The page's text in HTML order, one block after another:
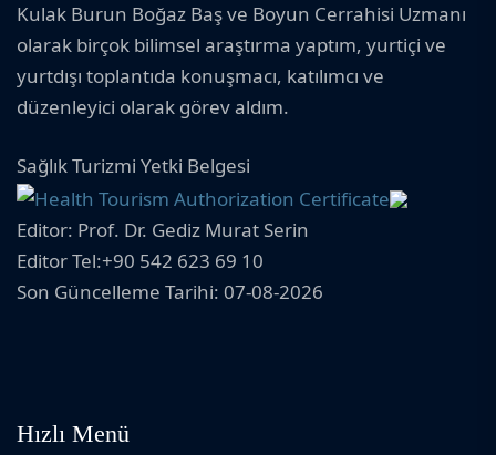
Kulak Burun Boğaz Baş ve Boyun Cerrahisi Uzmanı
olarak birçok bilimsel araştırma yaptım, yurtiçi ve
yurtdışı toplantıda konuşmacı, katılımcı ve
düzenleyici olarak görev aldım.
Sağlık Turizmi Yetki Belgesi
Editor: Prof. Dr. Gediz Murat Serin
Editor Tel:+90 542 623 69 10
Son Güncelleme Tarihi: 07-08-2026
Hızlı Menü